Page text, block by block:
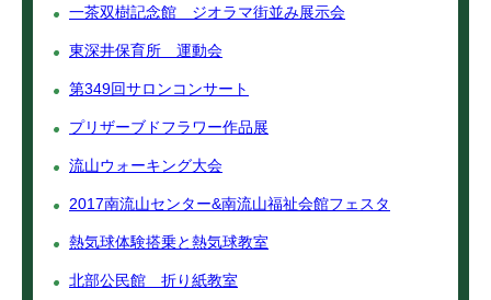
一茶双樹記念館 ジオラマ街並み展示会
東深井保育所 運動会
第349回サロンコンサート
プリザーブドフラワー作品展
流山ウォーキング大会
2017南流山センター&南流山福祉会館フェスタ
熱気球体験搭乗と熱気球教室
北部公民館 折り紙教室